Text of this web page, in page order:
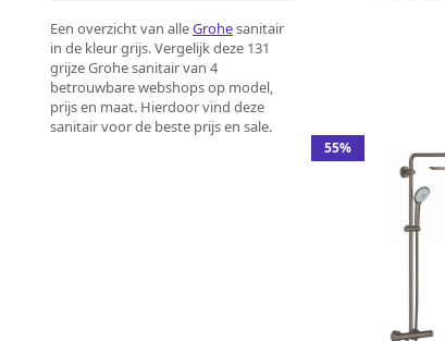
Een overzicht van alleGrohesanitair
in de kleur grijs. Vergelijk deze 131
grijze Grohe sanitair van 4
betrouwbare webshops op model,
prijs en maat. Hierdoor vind deze
sanitair voor de beste prijs en sale.
55%